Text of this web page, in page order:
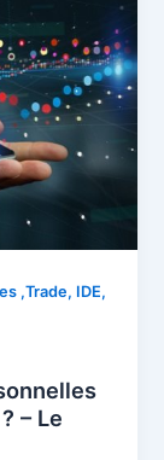
,Trade, IDE,
– Le